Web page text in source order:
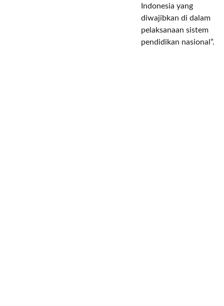
Indonesia yang
diwajibkan di dalam
pelaksanaan sistem
pendidikan nasional”.